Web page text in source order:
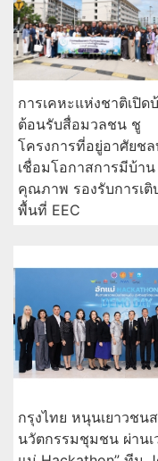
ถอดรหัสเสน่ห์ “เสื้อ
ต้อนรับสื่อมวลชน ชู
โครงการที่อยู่อาศัยชล